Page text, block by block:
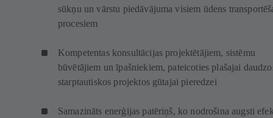
sūkņu un vārstu piedāvājuma visiem ūdens
procesiem
Kompetentas konsultācijas projektētājiem, sistēmu
būvētājiem un īpašniekiem, pateicoties plašajai
starptautiskos projektos gūtajai pieredzei
Samazināts enerģijas patēriņš, ko nodrošina augsti